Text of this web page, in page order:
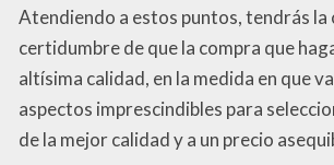
Atendiendo a estos puntos, tendrás la
certidumbre de que la compra que
altísima calidad, en la medida en que
aspectos imprescindibles para
de la mejor calidad y a un precio